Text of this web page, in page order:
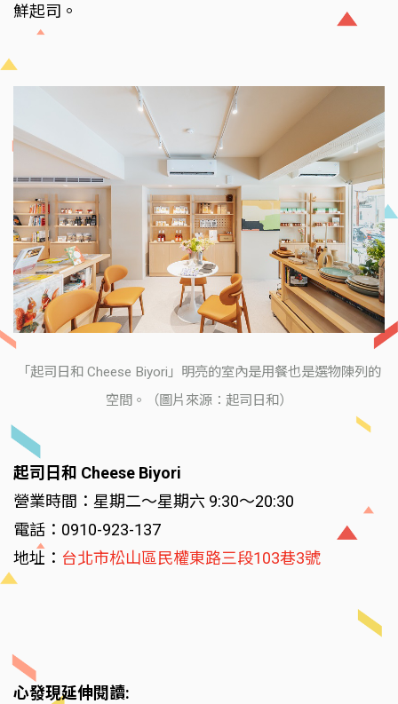
鮮起司。
「起司日和 Cheese Biyori」明亮的室內是用餐也是選物陳列的
空間。（圖片來源：起司日和）
起司日和 Cheese Biyori
營業時間：星期二～星期六 9:30～20:30
電話：0910-923-137
地址： 台北市松山區民權東路三段103巷3號
心發現延伸閱讀: